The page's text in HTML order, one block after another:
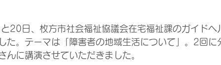
日、枚方市社会福祉協議会在宅福祉課のガイドヘ
た。テーマは「障害者の地域生活について」。2回
んに講演させていただきました。